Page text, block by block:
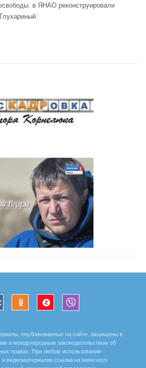
в ЯНАО реконструировали
опубликованные на сайте, защищены в
и международным законодательством об
правах. При любом использовании
видеоматериалов ссылка на www.vesti-